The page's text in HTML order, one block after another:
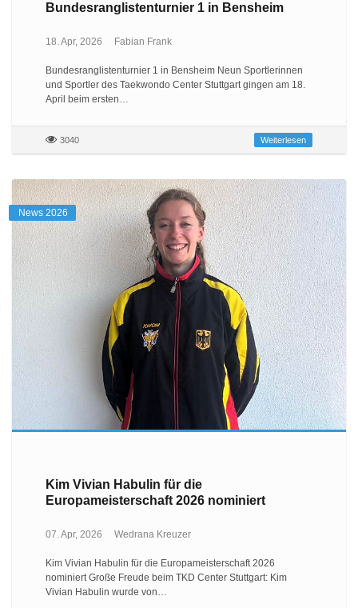
Bundesranglistenturnier 1 in Bensheim
18. Apr, 2026 Fabian Frank
Bundesranglistenturnier 1 in Bensheim Neun Sportlerinnen
und Sportler des Taekwondo Center Stuttgart gingen am 18.
April beim ersten…
3040 Weiterlesen
News 2026
Kim Vivian Habulin für die
Europameisterschaft 2026 nominiert
07. Apr, 2026 Wedrana Kreuzer
Kim Vivian Habulin für die Europameisterschaft 2026
nominiert Große Freude beim TKD Center Stuttgart: Kim
Vivian Habulin wurde von…